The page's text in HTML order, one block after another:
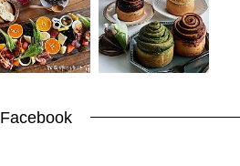
Facebook